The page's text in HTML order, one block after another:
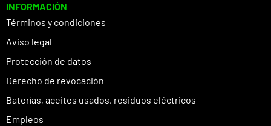
INFORMACIÓN
Términos y condiciones
Aviso legal
Protección de datos
Derecho de revocación
Baterías, aceites usados, residuos eléctricos
Empleos